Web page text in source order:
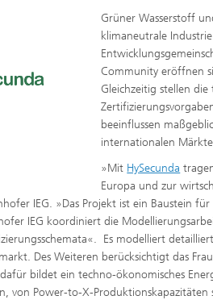
Grüner Wasserstoff
klimaneutrale
Community eröffnen
Gleichzeitig stellen
beeinflussen
internationalen
»Mit HySecunda
Europa und zur
IEG. »Das Projekt ist ein Baustein
IEG koordiniert die
Es modelliert
Des Weiteren berücksichtigt das
bildet ein techno-ökonomisches
von Power-to-X-